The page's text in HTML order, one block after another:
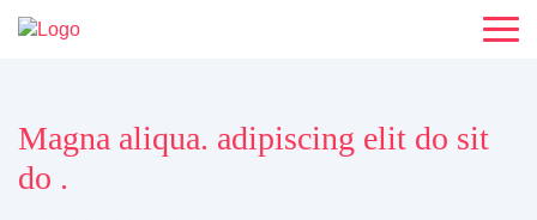
Magna aliqua. adipiscing elit do sit
do .